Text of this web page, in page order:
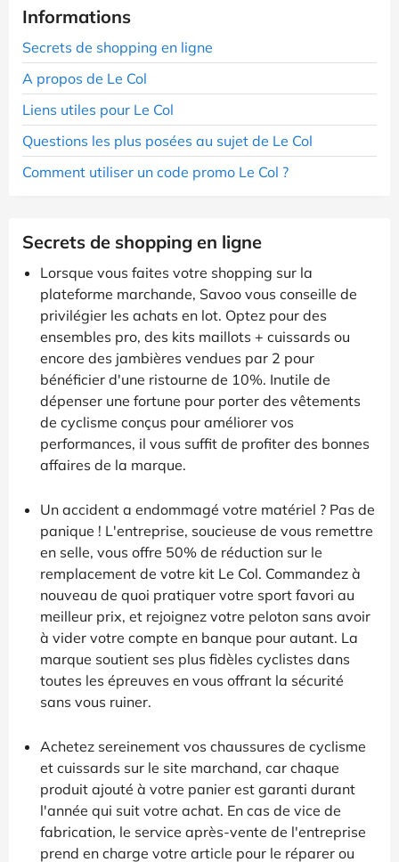
Informations
Secrets de shopping en ligne
A propos de Le Col
Liens utiles pour Le Col
Questions les plus posées au sujet de Le Col
Comment utiliser un code promo Le Col ?
Secrets de shopping en ligne
Lorsque vous faites votre shopping sur la
plateforme marchande, Savoo vous conseille de
privilégier les achats en lot. Optez pour des
ensembles pro, des kits maillots + cuissards ou
encore des jambières vendues par 2 pour
bénéficier d'une ristourne de 10%. Inutile de
dépenser une fortune pour porter des vêtements
de cyclisme conçus pour améliorer vos
performances, il vous suffit de profiter des bonnes
affaires de la marque.
Un accident a endommagé votre matériel ? Pas de
panique ! L'entreprise, soucieuse de vous remettre
en selle, vous offre 50% de réduction sur le
remplacement de votre kit Le Col. Commandez à
nouveau de quoi pratiquer votre sport favori au
meilleur prix, et rejoignez votre peloton sans avoir
à vider votre compte en banque pour autant. La
marque soutient ses plus fidèles cyclistes dans
toutes les épreuves en vous offrant la sécurité
sans vous ruiner.
Achetez sereinement vos chaussures de cyclisme
et cuissards sur le site marchand, car chaque
produit ajouté à votre panier est garanti durant
l'année qui suit votre achat. En cas de vice de
fabrication, le service après-vente de l'entreprise
prend en charge votre article pour le réparer ou